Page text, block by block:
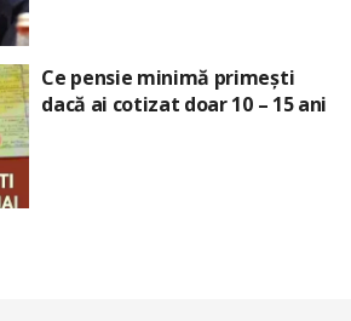
Ce pensie minimă primești
dacă ai cotizat doar 10 – 15 ani